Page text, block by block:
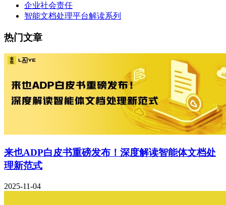
企业社会责任
智能文档处理平台解读系列
热门文章
来也ADP白皮书重磅发布！深度解读智能体文档处
理新范式
2025-11-04